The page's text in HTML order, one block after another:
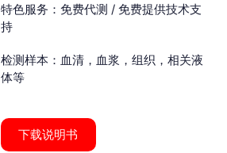
特色服务：免费代测 / 免费提供技术支
持
检测样本：血清，血浆，组织，相关液
体等
下载说明书